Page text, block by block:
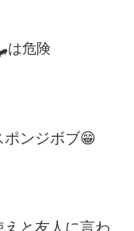
は危険
ポンジボブ😁
と友人に言わ